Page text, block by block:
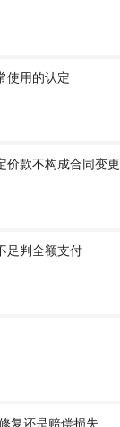
使用的认定
价款不构成合同变更
足判全额支付
复还是赔偿损失